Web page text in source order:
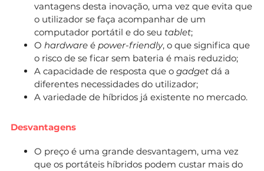
vantagens desta inovação, uma vez que evita que
o utilizador se faça acompanhar de um
computador portátil e do seu tablet;
O hardware é power-friendly, o que significa que
o risco de se ficar sem bateria é mais reduzido;
A capacidade de resposta que o gadget dá a
diferentes necessidades do utilizador;
A variedade de híbridos já existente no mercado.
Desvantagens
O preço é uma grande desvantagem, uma vez
que os portáteis híbridos podem custar mais do